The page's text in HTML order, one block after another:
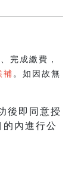
完成繳費，
補 。如因故無
後即同意授
內進行公